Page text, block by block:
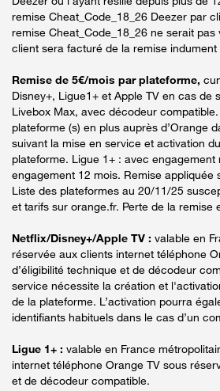
remise Cheat_Code_18_26 Deezer par
remise Cheat_Code_18_26 ne serait
client sera facturé de la remise indument
Remise de 5€/mois par plateforme,
Disney+, Ligue1+ et Apple TV en cas de
Livebox Max, avec décodeur
plateforme (s) en plus auprès d’Orange
suivant la mise en service et activation
plateforme. Ligue 1+ : avec engagement
engagement 12 mois. Remise appliquée
Liste des plateformes au 20/11/25
et tarifs sur orange.fr. Perte de la remise
Netflix/Disney+/Apple TV : valable en
réservée aux clients internet téléphone
d’éligibilité technique et de décodeur
service nécessite la création et
de la plateforme. L’activation pourra
identifiants habituels dans le cas d’un
Ligue 1+ : valable en France
internet téléphone Orange TV sous
et de décodeur compatible.